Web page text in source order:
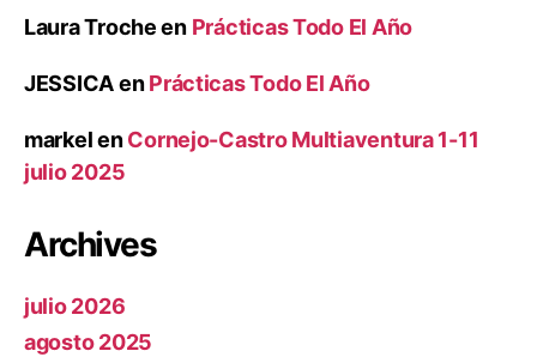
Laura Trocheen Prácticas Todo El Año
JESSICAenPrácticas Todo El Año
markelenCornejo-Castro Multiaventura 1-11
julio 2025
Archives
julio 2026
agosto 2025